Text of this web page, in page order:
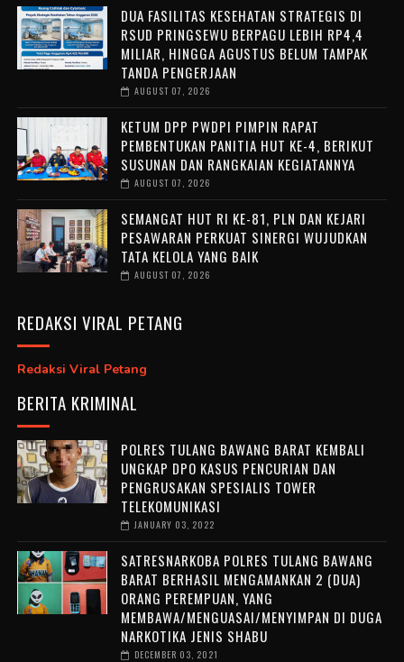
DUA FASILITAS KESEHATAN STRATEGIS DI
RSUD PRINGSEWU BERPAGU LEBIH RP4,4
MILIAR, HINGGA AGUSTUS BELUM TAMPAK
TANDA PENGERJAAN
AUGUST 07, 2026
KETUM DPP PWDPI PIMPIN RAPAT
PEMBENTUKAN PANITIA HUT KE-4, BERIKUT
SUSUNAN DAN RANGKAIAN KEGIATANNYA
AUGUST 07, 2026
SEMANGAT HUT RI KE-81, PLN DAN KEJARI
PESAWARAN PERKUAT SINERGI WUJUDKAN
TATA KELOLA YANG BAIK
AUGUST 07, 2026
REDAKSI VIRAL PETANG
Redaksi Viral Petang
BERITA KRIMINAL
POLRES TULANG BAWANG BARAT KEMBALI
UNGKAP DPO KASUS PENCURIAN DAN
PENGRUSAKAN SPESIALIS TOWER
TELEKOMUNIKASI
JANUARY 03, 2022
SATRESNARKOBA POLRES TULANG BAWANG
BARAT BERHASIL MENGAMANKAN 2 (DUA)
ORANG PEREMPUAN, YANG
MEMBAWA/MENGUASAI/MENYIMPAN DI DUGA
NARKOTIKA JENIS SHABU
DECEMBER 03, 2021